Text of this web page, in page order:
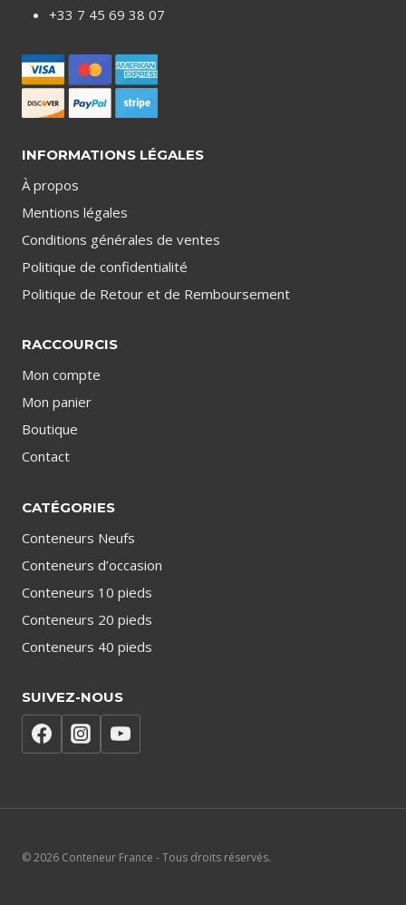
+33 7 45 69 38 07
INFORMATIONS LÉGALES
À propos
Mentions légales
Conditions générales de ventes
Politique de confidentialité
Politique de Retour et de Remboursement
RACCOURCIS
Mon compte
Mon panier
Boutique
Contact
CATÉGORIES
Conteneurs Neufs
Conteneurs d’occasion
Conteneurs 10 pieds
Conteneurs 20 pieds
Conteneurs 40 pieds
SUIVEZ-NOUS
© 2026 Conteneur France - Tous droits réservés.